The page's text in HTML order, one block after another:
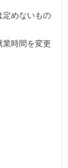
、またはそれ
いる
チームでふり
など）ではな
見を調整する
ている
管理している
Pull Request
定めないもの
時間を変更